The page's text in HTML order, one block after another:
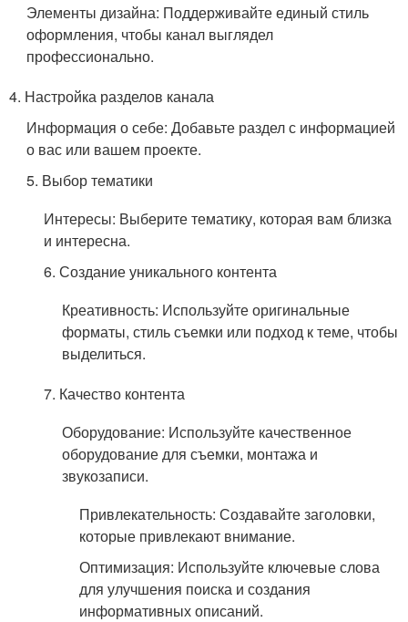
Элементы дизайна: Поддерживайте единый стиль
оформления, чтобы канал выглядел
профессионально.
4. Настройка разделов канала
Информация о себе: Добавьте раздел с информацией
о вас или вашем проекте.
5. Выбор тематики
Интересы: Выберите тематику, которая вам близка
и интересна.
6. Создание уникального контента
Креативность: Используйте оригинальные
форматы, стиль съемки или подход к теме, чтобы
выделиться.
7. Качество контента
Оборудование: Используйте качественное
оборудование для съемки, монтажа и
звукозаписи.
Привлекательность: Создавайте заголовки,
которые привлекают внимание.
Оптимизация: Используйте ключевые слова
для улучшения поиска и создания
информативных описаний.